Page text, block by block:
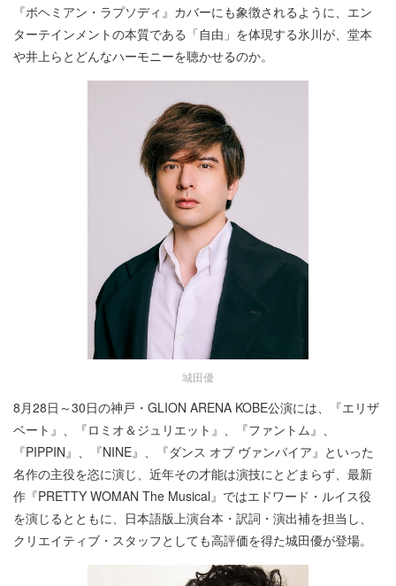
『ボヘミアン・ラプソディ』カバーにも象徴されるように、エン
ターテインメントの本質である「自由」を体現する氷川が、堂本
や井上らとどんなハーモニーを聴かせるのか。
城田優
8月28日～30日の神戸・GLION ARENA KOBE公演には、『エリザ
ベート』、『ロミオ＆ジュリエット』、『ファントム』、
『PIPPIN』、『NINE』、『ダンス オブ ヴァンパイア』といった
名作の主役を恣に演じ、近年その才能は演技にとどまらず、最新
作『PRETTY WOMAN The Musical』ではエドワード・ルイス役
を演じるとともに、日本語版上演台本・訳詞・演出補を担当し、
クリエイティブ・スタッフとしても高評価を得た城田優が登場。